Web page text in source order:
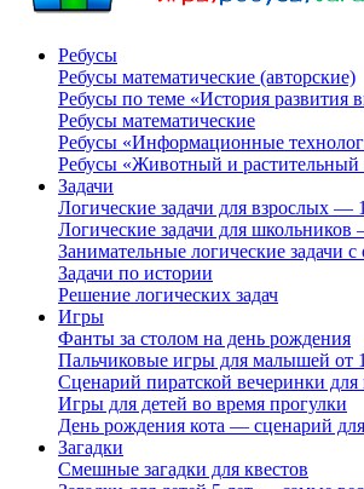
Ребусы
Ребусы математические (авторские)
Ребусы по теме «История развития
Ребусы математические
Ребусы «Информационные
Ребусы «Животный и растительный
Задачи
Логические задачи для взрослых —
Логические задачи для
Занимательные логические задачи с
Задачи по истории
Решение логических задач
Игры
Фанты за столом на день рождения
Пальчиковые игры для малышей от
Сценарий пиратской вечеринки для
Игры для детей во время прогулки
День рождения кота — сценарий для
Загадки
Смешные загадки для квестов